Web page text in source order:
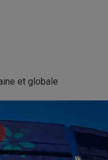
et globale